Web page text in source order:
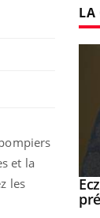
et la
les
LA
: et si on